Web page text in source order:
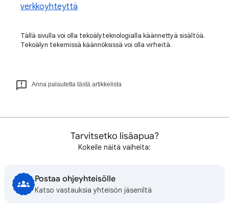
verkkoyhteyttä
Tällä sivulla voi olla tekoälyteknologialla käännettyä sisältöä.
Tekoälyn tekemissä käännöksissä voi olla virheitä.
Anna palautetta tästä artikkelista
Tarvitsetko lisäapua?
Kokeile näitä vaiheita:
Postaa ohjeyhteisölle
Katso vastauksia yhteisön jäseniltä